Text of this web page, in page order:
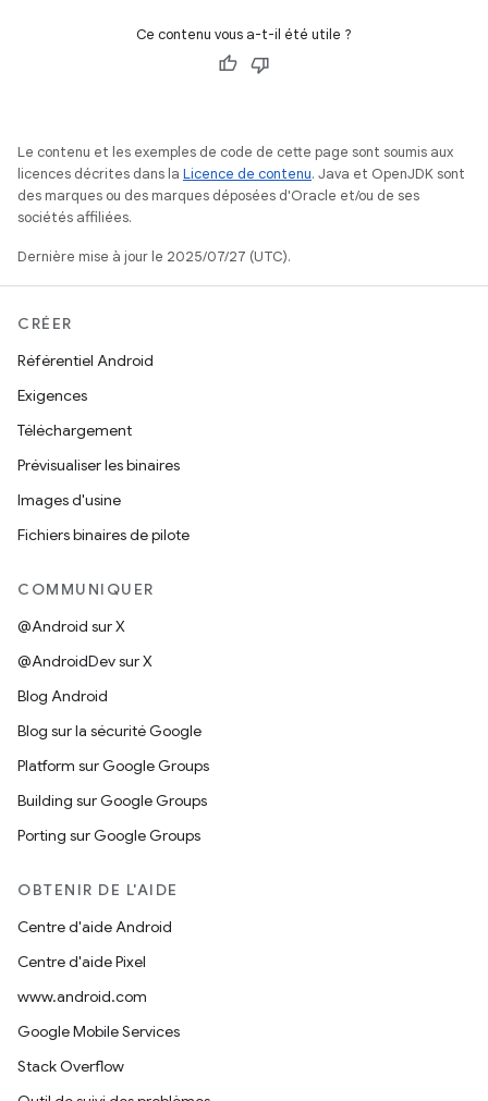
Ce contenu vous a-t-il été utile ?
Le contenu et les exemples de code de cette page sont soumis aux
licences décrites dans la Licence de contenu. Java et OpenJDK sont
des marques ou des marques déposées d'Oracle et/ou de ses
sociétés affiliées.
Dernière mise à jour le 2025/07/27 (UTC).
CRÉER
Référentiel Android
Exigences
Téléchargement
Prévisualiser les binaires
Images d'usine
Fichiers binaires de pilote
COMMUNIQUER
@Android sur X
@AndroidDev sur X
Blog Android
Blog sur la sécurité Google
Platform sur Google Groups
Building sur Google Groups
Porting sur Google Groups
OBTENIR DE L'AIDE
Centre d'aide Android
Centre d'aide Pixel
www.android.com
Google Mobile Services
Stack Overflow